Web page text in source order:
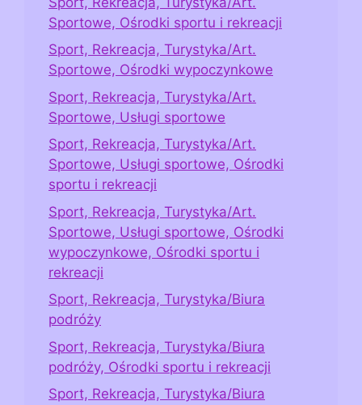
Sportowe, Ośrodki sportu i rekreacji
Sport, Rekreacja, Turystyka/Art.
Sportowe, Ośrodki wypoczynkowe
Sport, Rekreacja, Turystyka/Art.
Sportowe, Usługi sportowe
Sport, Rekreacja, Turystyka/Art.
Sportowe, Usługi sportowe, Ośrodki
sportu i rekreacji
Sport, Rekreacja, Turystyka/Art.
Sportowe, Usługi sportowe, Ośrodki
wypoczynkowe, Ośrodki sportu i
rekreacji
Sport, Rekreacja, Turystyka/Biura
podróży
Sport, Rekreacja, Turystyka/Biura
podróży, Ośrodki sportu i rekreacji
Sport, Rekreacja, Turystyka/Biura